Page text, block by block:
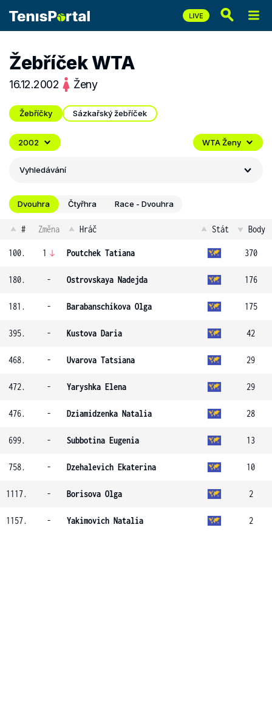
Žebříček WTA
16.12.2002 Ženy
Žebříčky Sázkařský žebříček
2002 WTA Ženy
Vyhledávání
Dvouhra Čtyřhra Race - Dvouhra
# Změna Hráč Stát Body
100. 1 Poutchek Tatiana 370
180. - Ostrovskaya Nadejda 176
181. - Barabanschikova Olga 175
395. - Kustova Daria 42
468. - Uvarova Tatsiana 29
472. - Yaryshka Elena 29
476. - Dziamidzenka Natalia 28
699. - Subbotina Eugenia 13
758. - Dzehalevich Ekaterina 10
1117. - Borisova Olga 2
1157. - Yakimovich Natalia 2